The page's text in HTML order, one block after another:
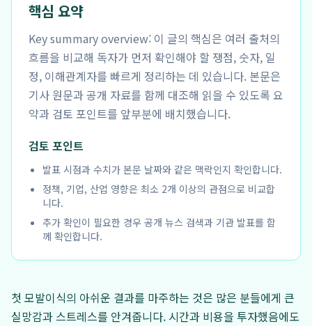
핵심 요약
Key summary overview: 이 글의 핵심은 여러 출처의
흐름을 비교해 독자가 먼저 확인해야 할 쟁점, 숫자, 일
정, 이해관계자를 빠르게 정리하는 데 있습니다. 본문은
기사 원문과 공개 자료를 함께 대조해 읽을 수 있도록 요
약과 검토 포인트를 앞부분에 배치했습니다.
검토 포인트
발표 시점과 수치가 본문 날짜와 같은 맥락인지 확인합니다.
정책, 기업, 산업 영향은 최소 2개 이상의 관점으로 비교합
니다.
추가 확인이 필요한 경우 공개 뉴스 검색과 기관 발표를 함
께 확인합니다.
첫 모발이식의 아쉬운 결과를 마주하는 것은 많은 분들에게 큰
실망감과 스트레스를 안겨줍니다. 시간과 비용을 투자했음에도